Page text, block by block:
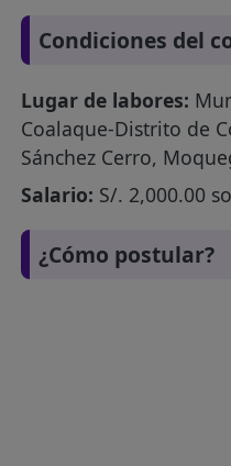
Condiciones del
Lugar de labores:
Coalaque-Distrito de
Sánchez Cerro,
Salario: S/. 2,000.00
¿Cómo postular?